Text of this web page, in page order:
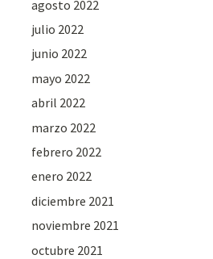
agosto 2022
julio 2022
junio 2022
mayo 2022
abril 2022
marzo 2022
febrero 2022
enero 2022
diciembre 2021
noviembre 2021
octubre 2021